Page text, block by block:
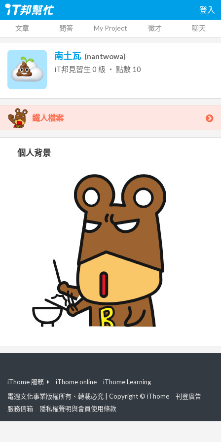
登入
文章 問答 My Project 徵才 聊天
南土瓦 (nantwowa)
iT邦見習生 0 級 ‧ 點數 10
鐵人檔案
個人背景
iThome 服務 iThome online
iThome Learning
電週文化事業版權所有、轉載必究 | Copyright © iThome
刊登廣告
服務信箱
隱私權聲明與會員使用條款